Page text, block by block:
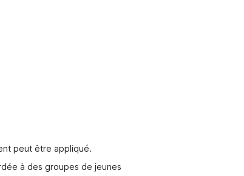
peut être appliqué.
à des groupes de jeunes